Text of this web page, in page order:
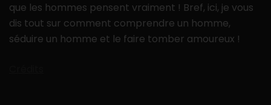
que les hommes pensent vraiment ! Bref, ici, je vous
dis tout sur comment comprendre un homme,
séduire un homme et le faire tomber amoureux !